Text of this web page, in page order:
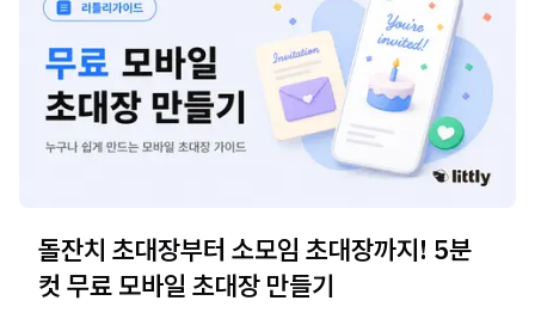
돌잔치 초대장부터 소모임 초대장까지! 5분
컷 무료 모바일 초대장 만들기